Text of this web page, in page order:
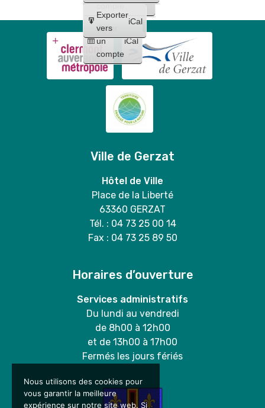
compte
Créer
un
compte
iCal
Exporter
vers
iCal
Ville de Gerzat
Hôtel de Ville
Place de la Liberté
63360 GERZAT
Tél. : 04 73 25 00 14
Fax : 04 73 25 89 50
Horaires d’ouverture
Services administratifs
Du lundi au vendredi
de 8h00 à 12h00
et de 13h00 à 17h00
Fermés les jours fériés
Nous utilisons des cookies pour
vous garantir la meilleure
expérience sur notre site web. Si